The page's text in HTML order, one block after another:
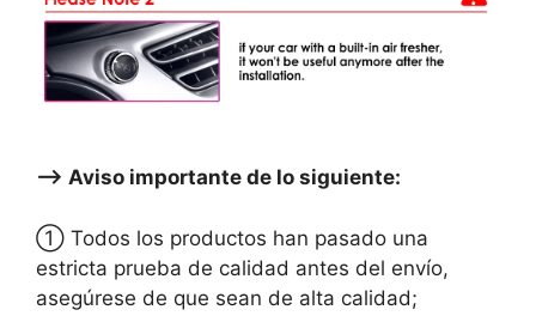
—–> Aviso importante de lo siguiente:
① Todos los productos han pasado una
estricta prueba de calidad antes del envío,
asegúrese de que sean de alta calidad;